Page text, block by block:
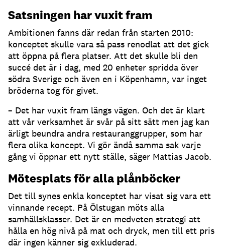
Satsningen har vuxit fram
Ambitionen fanns där redan från starten 2010:
konceptet skulle vara så pass renodlat att det gick
att öppna på flera platser. Att det skulle bli den
succé det är i dag, med 20 enheter spridda över
södra Sverige och även en i Köpenhamn, var inget
bröderna tog för givet.
– Det har vuxit fram längs vägen. Och det är klart
att vår verksamhet är svår på sitt sätt men jag kan
ärligt beundra andra restauranggrupper, som har
flera olika koncept. Vi gör ändå samma sak varje
gång vi öppnar ett nytt ställe, säger Mattias Jacob.
Mötesplats för alla plånböcker
Det till synes enkla konceptet har visat sig vara ett
vinnande recept. På Ölstugan möts alla
samhällsklasser. Det är en medveten strategi att
hålla en hög nivå på mat och dryck, men till ett pris
där ingen känner sig exkluderad.